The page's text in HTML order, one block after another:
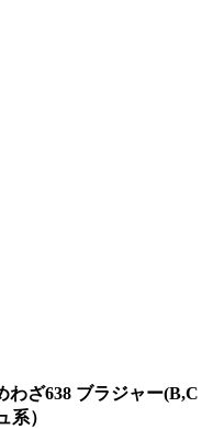
わざ638 ブラジャー(B,C
系）